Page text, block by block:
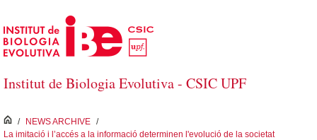
Salta al contingut principal
Institut de Biologia Evolutiva - CSIC UPF
inici
/ NEWS ARCHIVE /
La imitació i l’accés a la informació determinen l'evolució de la societat